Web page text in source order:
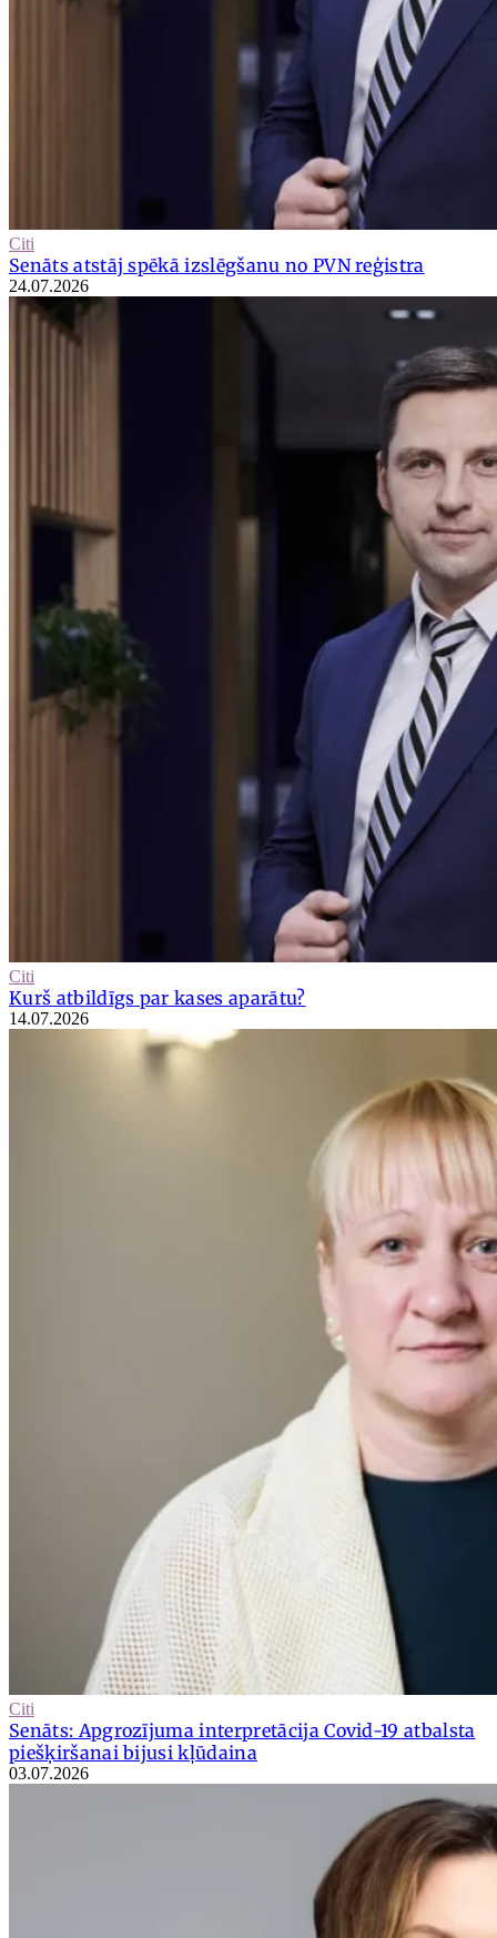
Citi
Senāts atstāj spēkā izslēgšanu no PVN reģistra
24.07.2026
Citi
Kurš atbildīgs par kases aparātu?
14.07.2026
Citi
Senāts: Apgrozījuma interpretācija Covid-19 atbalsta
piešķiršanai bijusi kļūdaina
03.07.2026